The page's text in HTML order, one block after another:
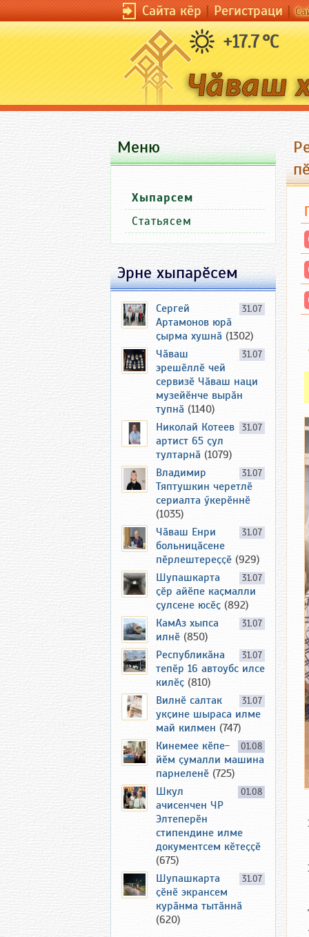
Сайта кӗр|Регистраци|
+17.7 °C
Меню
Хыпарсем
Статьясем
Эрне хыпарӗсем
31.07
Сергей
Артамонов юрӑ
ҫырма хушнӑ (1302)
31.07
Чӑваш
эрешӗллӗ чей
сервизӗ Чӑваш наци
музейӗнче вырӑн
тупнӑ (1140)
31.07
Николай Котеев
артист 65 ҫул
тултарнӑ (1079)
31.07
Владимир
Тяптушкин черетлӗ
сериалта ӳкерӗннӗ
(1035)
31.07
Чӑваш Енри
больницӑсене
пӗрлештереҫҫӗ (929)
31.07
Шупашкарта
ҫӗр айӗпе каҫмалли
ҫулсене юсӗҫ (892)
31.07
КамАз хыпса
илнӗ (850)
31.07
Республикӑна
тепӗр 16 автоубс илсе
килӗҫ (810)
31.07
Вилнӗ салтак
укҫине шыраса илме
май килмен (747)
01.08
Кинемее кӗпе-
йӗм ҫумалли машина
парнеленӗ (725)
01.08
Шкул
ачисенчен ЧР
Элтеперӗн
стипендине илме
документсем кӗтеҫҫӗ
(675)
31.07
Шупашкарта
ҫӗнӗ экрансем
курӑнма тытӑннӑ
(620)